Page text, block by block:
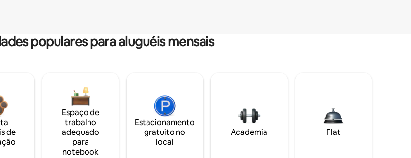
populares para aluguéis mensais
de
Espaço de
trabalho
adequado
para
notebook
Estacionamento
gratuito no
local
Academia Flat